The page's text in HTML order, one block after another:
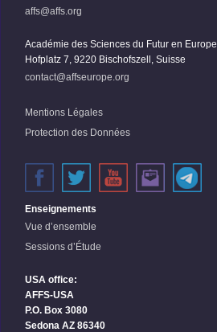
affs@affs.org
Académie des Sciences du Futur en Europe
Hofplatz 7, 9220 Bischofszell, Suisse
contact@affseurope.org
Mentions Légales
Protection des Données
Enseignements
Vue d’ensemble
Sessions d’Étude
USA office:
AFFS-USA
P.O. Box 3080
Sedona AZ 86340